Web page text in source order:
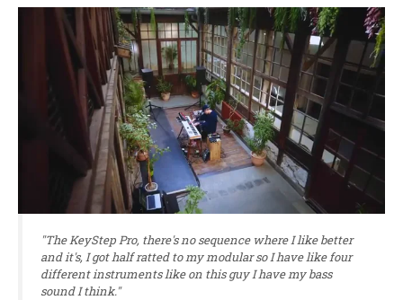
"The KeyStep Pro, there's no sequence where I like better
and it's, I got half ratted to my modular so I have like four
different instruments like on this guy I have my bass
sound I think."